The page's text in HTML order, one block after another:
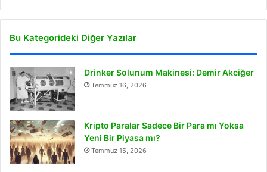
Bu Kategorideki Diğer Yazılar
Drinker Solunum Makinesi: Demir Akciğer
Temmuz 16, 2026
Kripto Paralar Sadece Bir Para mı Yoksa
Yeni Bir Piyasa mı?
Temmuz 15, 2026